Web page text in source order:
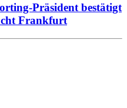
Präsident bestätigt
Frankfurt